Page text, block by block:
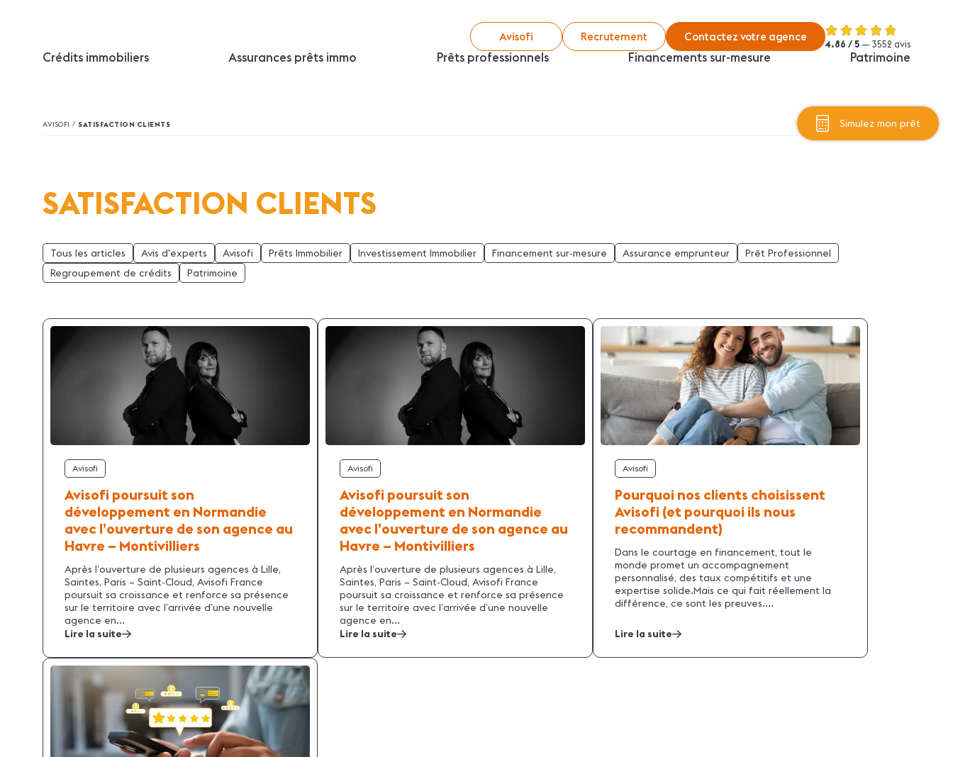
Avisofi Recrutement Contactez votre agence
4.86 / 5 — 3552 avis
Crédits immobiliers Assurances prêts immo Prêts professionnels Financements sur-mesure Patrimoine
Simulez mon prêt
AVISOFI / SATISFACTION CLIENTS
SATISFACTION CLIENTS
Tous les articles Avis d'experts Avisofi Prêts Immobilier Investissement Immobilier Financement sur-mesure Assurance emprunteur
Prêt Professionnel
Regroupement de crédits
Patrimoine
Avisofi
Avisofi poursuit son
développement en Normandie
avec l’ouverture de son agence au
Havre – Montivilliers
Après l’ouverture de plusieurs agences à Lille,
Saintes, Paris – Saint-Cloud, Avisofi France
poursuit sa croissance et renforce sa présence
sur le territoire avec l’arrivée d’une nouvelle
agence en...
Lire la suite
Avisofi
Avisofi poursuit son
développement en Normandie
avec l’ouverture de son agence au
Havre – Montivilliers
Après l’ouverture de plusieurs agences à Lille,
Saintes, Paris – Saint-Cloud, Avisofi France
poursuit sa croissance et renforce sa présence
sur le territoire avec l’arrivée d’une nouvelle
agence en...
Lire la suite
Avisofi
Pourquoi nos clients choisissent
Avisofi (et pourquoi ils nous
recommandent)
Dans le courtage en financement, tout le
monde promet un accompagnement
personnalisé, des taux compétitifs et une
expertise solide.Mais ce qui fait réellement la
différence, ce sont les preuves....
Lire la suite